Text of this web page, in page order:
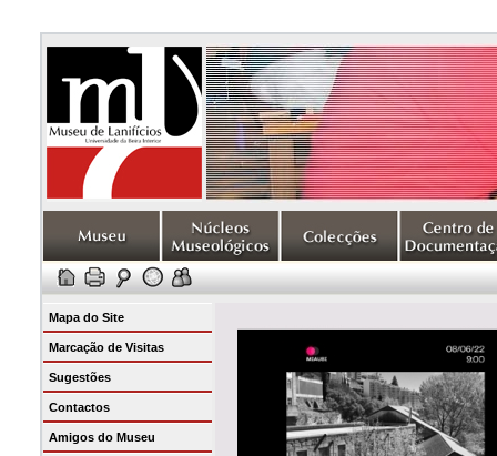
Mapa do Site
Marcação de Visitas
Sugestões
Contactos
Amigos do Museu